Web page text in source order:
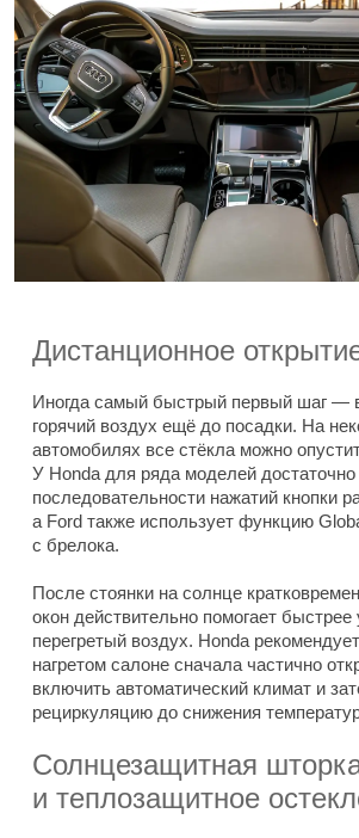
Дистанционное
Иногда самый быстрый первый шаг —
горячий воздух ещё до посадки. На
автомобилях все стёкла можно
У Honda для ряда моделей
последовательности нажатий кнопки
а Ford также использует функцию
с брелока.
После стоянки на солнце
окон действительно помогает быстрее
перегретый воздух. Honda
нагретом салоне сначала частично
включить автоматический климат и
рециркуляцию до снижения
Солнцезащитная
и теплозащитное